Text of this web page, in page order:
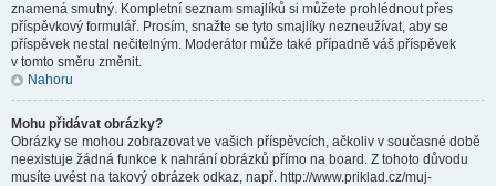
znamená smutný. Kompletní seznam smajlíků si můžete prohlédnout přes
příspěvkový formulář. Prosím, snažte se tyto smajlíky nezneužívat, aby se
příspěvek nestal nečitelným. Moderátor může také případně váš příspěvek
v tomto směru změnit.
Nahoru
Mohu přidávat obrázky?
Obrázky se mohou zobrazovat ve vašich příspěvcích, ačkoliv v současné době
neexistuje žádná funkce k nahrání obrázků přímo na board. Z tohoto důvodu
musíte uvést na takový obrázek odkaz, např. http://www.priklad.cz/muj-